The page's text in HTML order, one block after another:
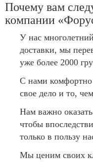
Почему вам
компании
У нас
доставки, мы
уже более 2000
С нами
свое дело и то,
Нам важно
чтобы
только в пользу
Мы ценим своих